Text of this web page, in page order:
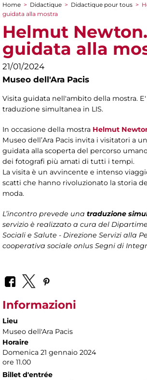
You are here
Home > Didactique > Didactique pour tous >
guidata alla mostra
Helmut
guidata alla
21/01/2024
Museo dell'Ara Pacis
Visita guidata nell'ambito della mostra.
traduzione simultanea in LIS.
In occasione della mostra Helmut
Museo dell’Ara Pacis invita i visitatori a
guidata alla scoperta del percorso
dei fotografi più amati di tutti i tempi.
La visita è un avvincente e intenso
scatti che hanno rivoluzionato la storia
moda.
L’incontro prevede una traduzione
servizio è realizzato a cura del
Sociali e Salute - Direzione Servizi alla
cooperativa sociale onlus Segni di
Informazioni
Lieu
Museo dell'Ara Pacis
Horaire
Domenica 21 gennaio 2024
ore 11.00
Billet d'entrée